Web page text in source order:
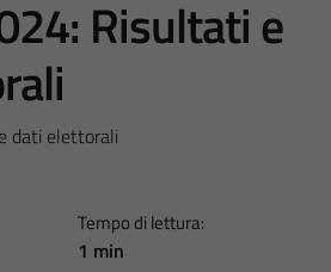
Risultati e
dati elettorali
Tempo di lettura:
1 min